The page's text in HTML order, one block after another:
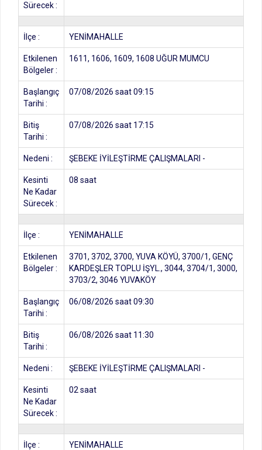
Sürecek :
İlçe : YENİMAHALLE
Etkilenen
Bölgeler :
1611, 1606, 1609, 1608 UĞUR MUMCU
Başlangıç
Tarihi :
07/08/2026 saat 09:15
Bitiş
Tarihi :
07/08/2026 saat 17:15
Nedeni : ŞEBEKE İYİLEŞTİRME ÇALIŞMALARI -
Kesinti
Ne Kadar
Sürecek :
08 saat
İlçe : YENİMAHALLE
Etkilenen
Bölgeler :
3701, 3702, 3700, YUVA KÖYÜ, 3700/1, GENÇ
KARDEŞLER TOPLU İŞYL., 3044, 3704/1, 3000,
3703/2, 3046 YUVAKÖY
Başlangıç
Tarihi :
06/08/2026 saat 09:30
Bitiş
Tarihi :
06/08/2026 saat 11:30
Nedeni : ŞEBEKE İYİLEŞTİRME ÇALIŞMALARI -
Kesinti
Ne Kadar
Sürecek :
02 saat
İlçe : YENİMAHALLE